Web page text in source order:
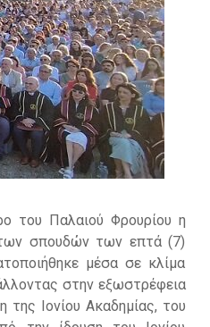
του Παλαιού Φρουρίου η
σπουδών των επτά (7)
μέσα σε κλίμα
στην εξωστρέφεια
Ιονίου Ακαδημίας, του